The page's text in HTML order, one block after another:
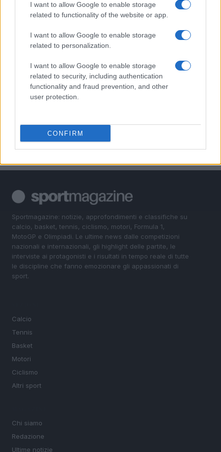
I want to allow Google to enable storage
related to functionality of the website or app.
I want to allow Google to enable storage
related to personalization.
I want to allow Google to enable storage
related to security, including authentication
functionality and fraud prevention, and other
user protection.
CONFIRM
XPENG Partner del Teatro del Silenzio 2026: Veicoli
Elettrici e Musica in Sinfonia
Rilancio degli impianti sciistici in Val Vigezzo, Val
Formazza e Valle Antrona
Scoperte carcasse di moto e motori in container
destinati al Senegal
Muniain brilla in maglia blu e granata.
Sportmagazine: notizie, approfondimenti e classifiche su
calcio, basket, tennis, ciclismo, motori, Formula 1,
MotoGP e Olimpiadi. Le ultime news dalle competizioni
nazionali e internazionali, gli highlight delle partite, le
interviste ai protagonisti e i risultati in tempo reale di tutte
le discipline che fanno emozionare gli appassionati di
sport.
Calcio
Tennis
Basket
Motori
Ciclismo
Altri sport
Chi siamo
Redazione
Ultime notizie